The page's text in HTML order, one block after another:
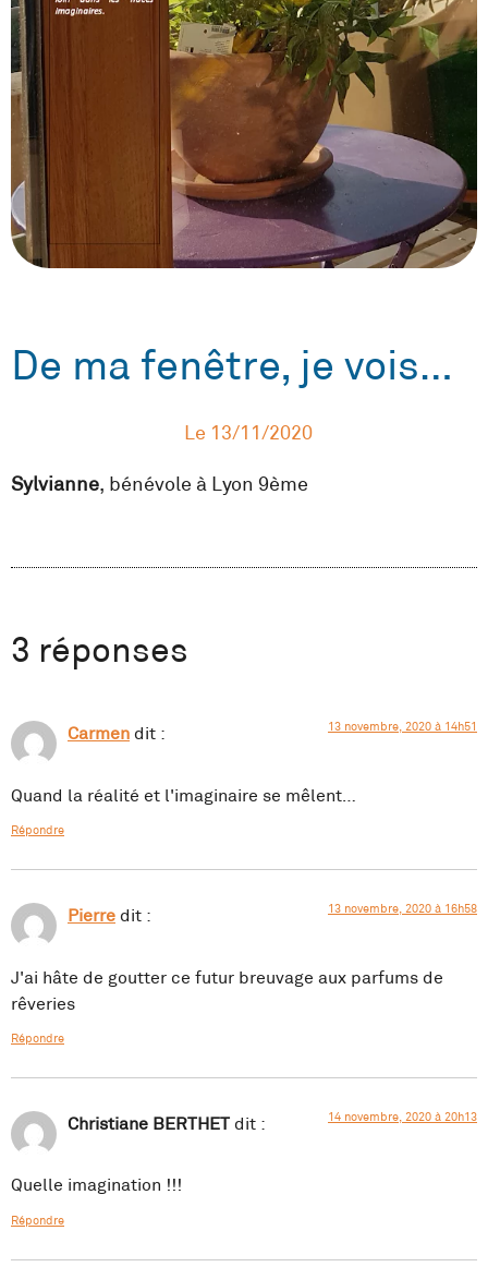
De ma fenêtre, je vois…
Le 13/11/2020
Sylvianne, bénévole à Lyon 9ème
3 réponses
Carmen dit : 13 novembre, 2020 à 14h51
Quand la réalité et l'imaginaire se mêlent…
Répondre
Pierre dit : 13 novembre, 2020 à 16h58
J'ai hâte de goutter ce futur breuvage aux parfums de
rêveries
Répondre
Christiane BERTHET dit : 14 novembre, 2020 à 20h13
Quelle imagination !!!
Répondre